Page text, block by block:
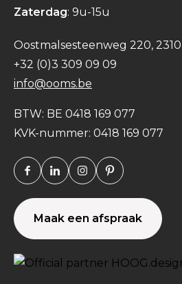
Zaterdag: 9u-15u
Oostmalsesteenweg 220, 2310
+32 (0)3 309 09 09
info@ooms.be
BTW: BE 0418 169 077
KVK-nummer: 0418 169 077
Facebook
LinkedinInstagramPinterest
Maak een afspraak